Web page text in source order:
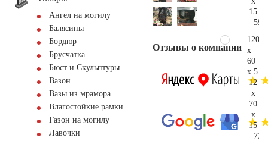
Ангел на могилу
Балясины
Бордюр
Брусчатка
Бюст и Скульптуры
Вазон
Вазы из мрамора
Влагостойкие рамки
Газон на могилу
Лавочки
Отзывы о компании
15
120
x
60
x 5
12
x
70
x
15